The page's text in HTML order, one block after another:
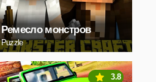
Ремесло монстров
Puzzle
3.8